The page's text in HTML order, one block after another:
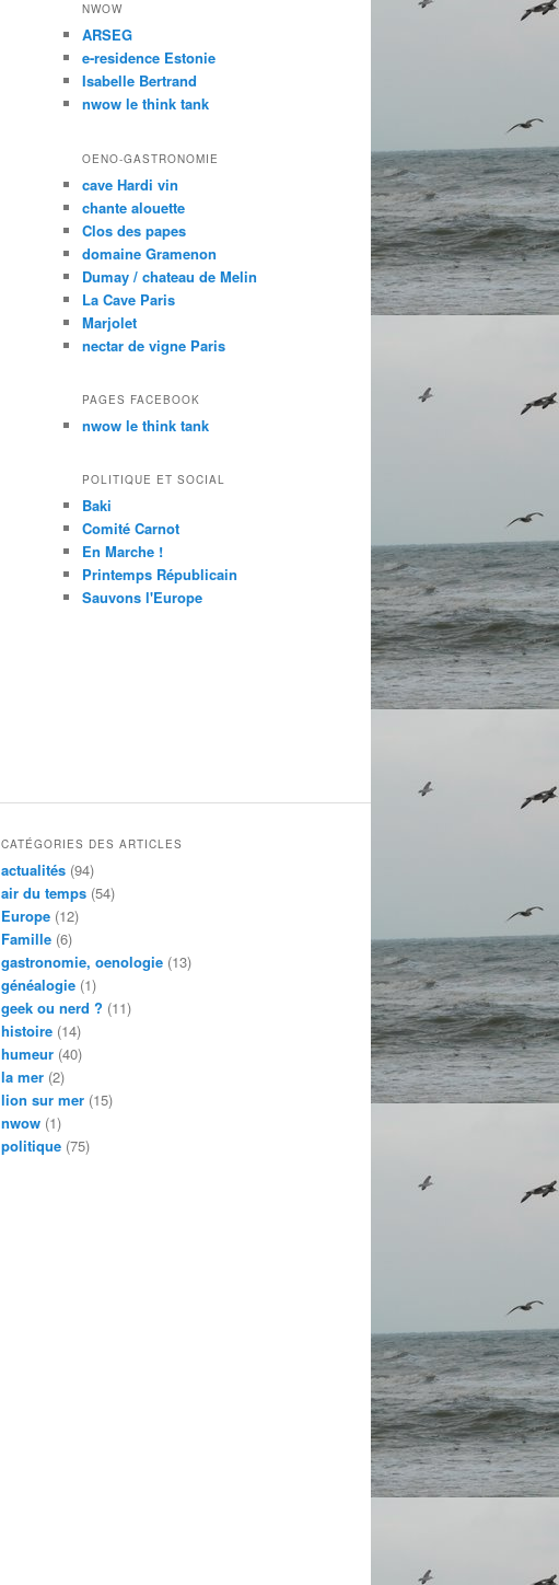
NWOW
ARSEG
e-residence Estonie
Isabelle Bertrand
nwow le think tank
OENO-GASTRONOMIE
cave Hardi vin
chante alouette
Clos des papes
domaine Gramenon
Dumay / chateau de Melin
La Cave Paris
Marjolet
nectar de vigne Paris
PAGES FACEBOOK
nwow le think tank
POLITIQUE ET SOCIAL
Baki
Comité Carnot
En Marche !
Printemps Républicain
Sauvons l'Europe
CATÉGORIES DES ARTICLES
actualités(94)
air du temps(54)
Europe(12)
Famille(6)
gastronomie, oenologie(13)
généalogie(1)
geek ou nerd ? (11)
histoire(14)
humeur(40)
la mer(2)
lion sur mer(15)
nwow(1)
politique(75)